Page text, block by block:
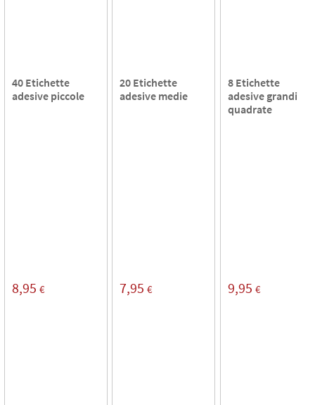
40 Etichette
adesive piccole
8,95 €
20 Etichette
adesive medie
7,95 €
8 Etichette
adesive grandi
quadrate
9,95 €